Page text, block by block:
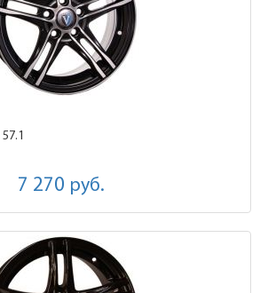
57.1
7 270 руб.